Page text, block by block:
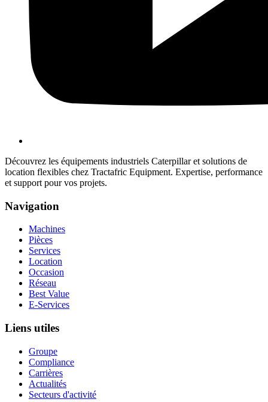
Découvrez les équipements industriels Caterpillar et solutions de
location flexibles chez Tractafric Equipment. Expertise, performance
et support pour vos projets.
Navigation
Machines
Pièces
Services
Location
Occasion
Réseau
Best Value
E-Services
Liens utiles
Groupe
Compliance
Carrières
Actualités
Secteurs d'activité